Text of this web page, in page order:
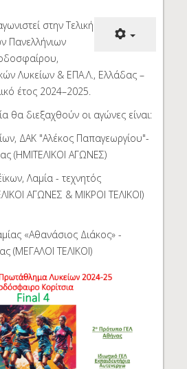
στην Τελική
Πανελλήνιων
Λυκείων & ΕΠΑ.Λ., Ελλάδας –
έτος 2024–2025.
θα διεξαχθούν οι αγώνες είναι:
ΔΑΚ "Αλέκος Παπαγεωργίου"-
(ΗΜΙΤΕΛΙΚΟΙ ΑΓΩΝΕΣ)
Λαμία - τεχνητός
ΑΓΩΝΕΣ & ΜΙΚΡΟΙ ΤΕΛΙΚΟΙ)
«Αθανάσιος Διάκος» -
(ΜΕΓΑΛΟΙ ΤΕΛΙΚΟΙ)